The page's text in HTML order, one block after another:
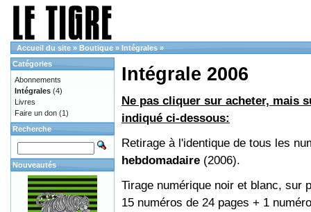
Accueil du site » Boutique » Intégrales »
Intégrale 2006
Ne pas cliquer sur acheter, mais
indiqué ci-dessous:
Retirage à l'identique de tous les
hebdomadaire (2006).
Tirage numérique noir et blanc, sur
15 numéros de 24 pages + 1
Catégories
Abonnements
Intégrales (4)
Livres
Faire un don (1)
Recherche
Nouveautés